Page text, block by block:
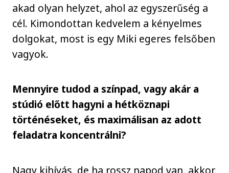
akad olyan helyzet, ahol az egyszerűség a
cél. Kimondottan kedvelem a kényelmes
dolgokat, most is egy Miki egeres felsőben
vagyok.
Mennyire tudod a színpad, vagy akár a
stúdió előtt hagyni a hétköznapi
történéseket, és maximálisan az adott
feladatra koncentrálni?
Nagy kihívás, de ha rossz napod van, akkor